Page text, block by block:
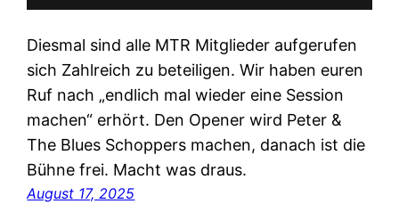
Diesmal sind alle MTR Mitglieder aufgerufen
sich Zahlreich zu beteiligen. Wir haben euren
Ruf nach „endlich mal wieder eine Session
machen“ erhört. Den Opener wird Peter &
The Blues Schoppers machen, danach ist die
Bühne frei. Macht was draus.
August 17, 2025